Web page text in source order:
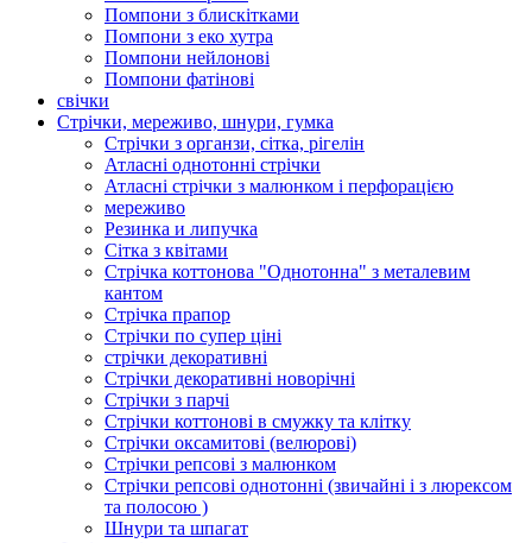
Помпони з блискітками
Помпони з еко хутра
Помпони нейлонові
Помпони фатінові
свічки
Стрічки, мереживо, шнури, гумка
Стрічки з органзи, сітка, рігелін
Атласні однотонні стрічки
Атласні стрічки з малюнком і перфорацією
мереживо
Резинка и липучка
Сітка з квітами
Стрічка коттонова "Однотонна" з металевим
кантом
Стрічка прапор
Стрічки по супер ціні
стрічки декоративні
Стрічки декоративні новорічні
Стрічки з парчі
Стрічки коттонові в смужку та клітку
Стрічки оксамитові (велюрові)
Стрічки репсові з малюнком
Стрічки репсові однотонні (звичайні і з люрексом
та полосою )
Шнури та шпагат